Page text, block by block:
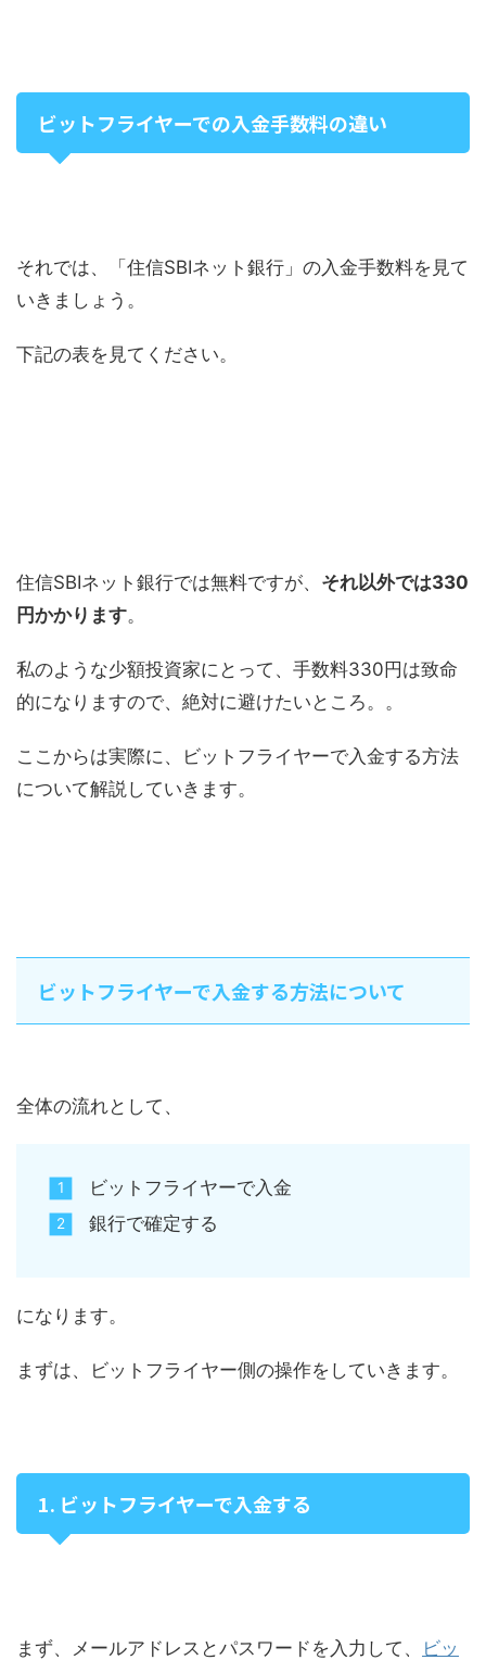
ビットフライヤーでの入金手数料の違い
それでは、「住信SBIネット銀行」の入金手数料を見て
いきましょう。
下記の表を見てください。
住信SBIネット銀行では無料ですが、 それ以外では330
円かかります。
私のような少額投資家にとって、手数料330円は致命
的になりますので、絶対に避けたいところ。。
ここからは実際に、ビットフライヤーで入金する方法
について解説していきます。
ビットフライヤーで入金する方法について
全体の流れとして、
ビットフライヤーで入金
銀行で確定する
になります。
まずは、ビットフライヤー側の操作をしていきます。
1. ビットフライヤーで入金する
まず、メールアドレスとパスワードを入力して、
ビッ